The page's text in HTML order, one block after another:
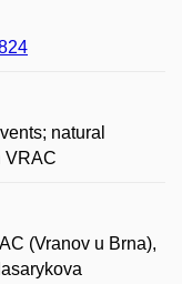
natural
VRAC
(Vranov u Brna),